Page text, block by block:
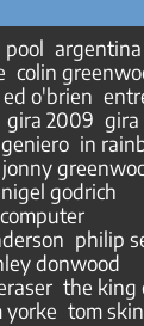
pool argentina
colin
ed o'brien
gira 2009 gira
in
jonny
nigel godrich
philip
donwood
the king
yorke tom